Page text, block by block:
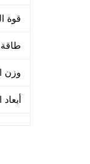
قوة
طاقة
وزن